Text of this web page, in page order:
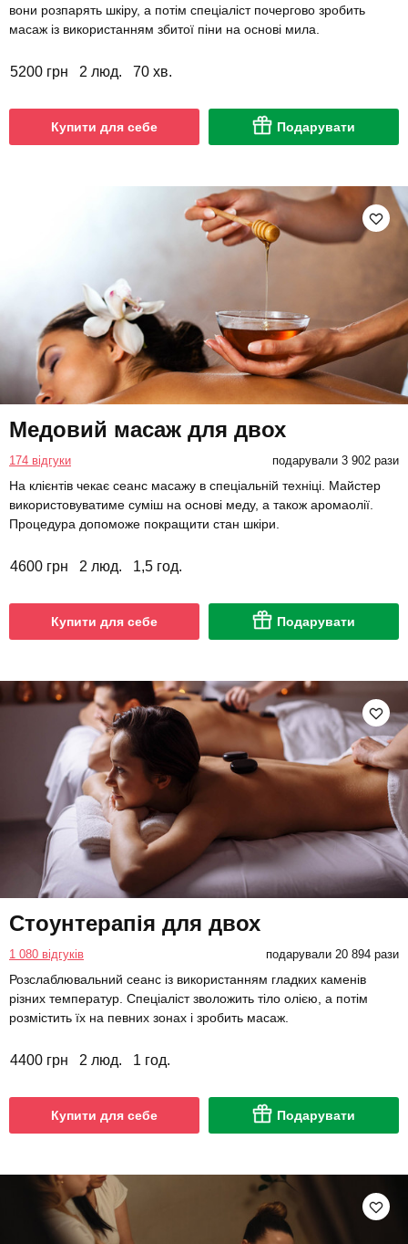
вони розпарять шкіру, а потім спеціаліст почергово зробить
масаж із використанням збитої піни на основі мила.
5200 грн 2 люд. 70 хв.
Купити для себе Подарувати
Медовий масаж для двох
174 відгуки подарували 3 902 рази
На клієнтів чекає сеанс масажу в спеціальній техніці. Майстер
використовуватиме суміш на основі меду, а також аромаолії.
Процедура допоможе покращити стан шкіри.
4600 грн 2 люд. 1,5 год.
Купити для себе Подарувати
Стоунтерапія для двох
1 080 відгуків подарували 20 894 рази
Розслаблювальний сеанс із використанням гладких каменів
різних температур. Спеціаліст зволожить тіло олією, а потім
розмістить їх на певних зонах і зробить масаж.
4400 грн 2 люд. 1 год.
Купити для себе Подарувати